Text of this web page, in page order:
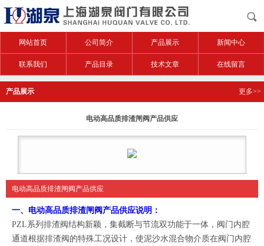
网站首页 公司简介 产品展示 新闻中心
联系我们 产品目录 技术文章 在线留言
产品展示 更多>>
电动高品质排渣闸阀产品供应
电动高品质排渣闸阀产品供应
一、 电动高品质排渣闸阀产品供应说明：
PZL系列排渣阀结构新颖，集截断与节流双功能于一体，阀门内腔
通道根据排渣阀的特殊工况设计，使泥沙水混合物介质在阀门内腔